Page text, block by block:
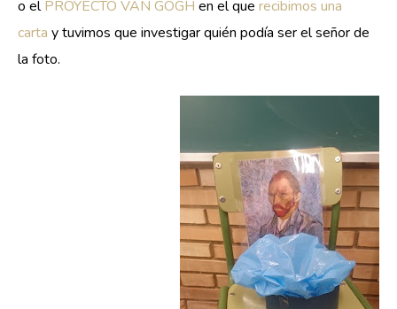
o elPROYECTO VAN GOGH en el que recibimos una
carta y tuvimos que investigar quién podía ser el señor de
la foto.